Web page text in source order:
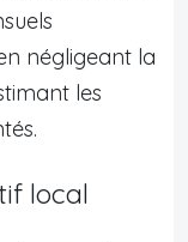
négligeant la
les
local